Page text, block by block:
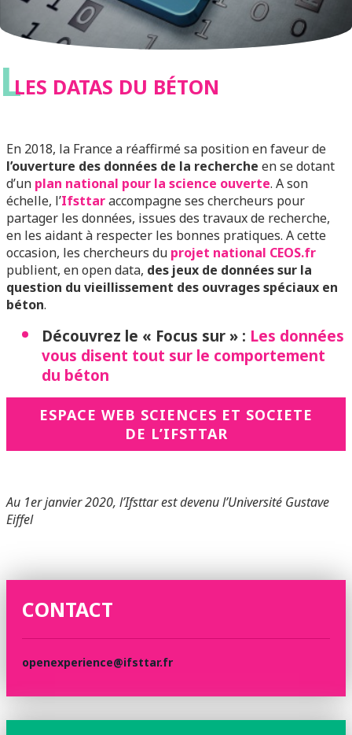
LLES DATAS DU BÉTON
En 2018, la France a réaffirmé sa position en faveur de
l’ouverture des données de la recherche en se dotant
d’un plan national pour la science ouverte. A son
échelle, l’Ifsttaraccompagne ses chercheurs pour
partager les données, issues des travaux de recherche,
en les aidant à respecter les bonnes pratiques. A cette
occasion, les chercheurs du projet national CEOS.fr
publient, en open data, des jeux de données sur la
question du vieillissement des ouvrages spéciaux en
béton.
Découvrez le « Focus sur » : Les données
vous disent tout sur le comportement
du béton
ESPACE WEB SCIENCES ET SOCIETE
DE L’IFSTTAR
Au 1er janvier 2020, l’Ifsttar est devenu l’Université Gustave
Eiffel
CONTACT
openexperience@ifsttar.fr